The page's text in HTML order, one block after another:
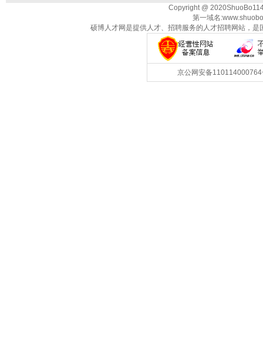
Copyright @
第一域名
硕博人才网是提供人才、招聘服务的人才招聘网站，
京公网安备